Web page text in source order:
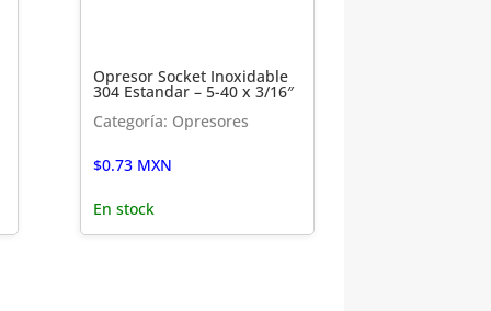
Opresor Socket Inoxidable
304 Estandar – 5-40 x 3/16″
Categoría: Opresores
$0.73MXN
En stock